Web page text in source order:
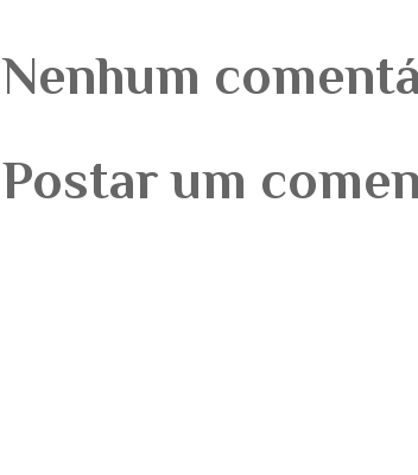
Nenhum
Postar um